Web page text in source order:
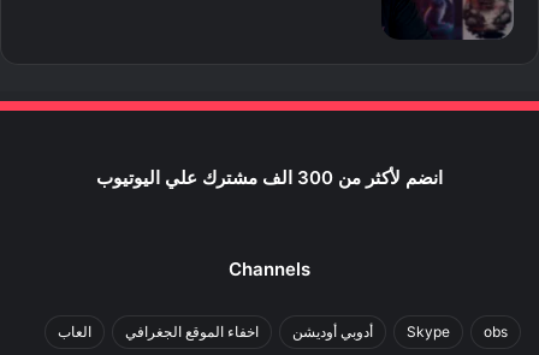
انضم لأكثر من 300 الف مشترك علي اليوتيوب
Channels
obs
Skype أدوبي أوديشن اخفاء الموقع الجغرافي العاب